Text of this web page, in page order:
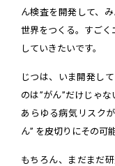
ん検査を開発して、
世界をつくる。すごく
していきたいです。
じつは、いま開発し
のは”がん”だけじゃ
あらゆる病気リスク
ん” を皮切りにその可
もちろん、まだまだ